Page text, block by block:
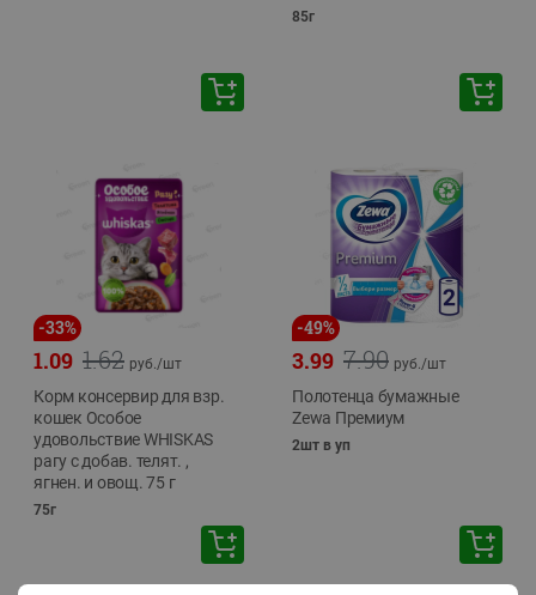
85г
-33%
1.62
1.09 руб./шт
Корм консервир для взр.
кошек Особое
удовольствие WHISKAS
рагу с добав. телят. ,
ягнен. и овощ. 75 г
75г
-49%
7.90
3.99 руб./шт
Полотенца бумажные
Zewa Премиум
2шт в уп